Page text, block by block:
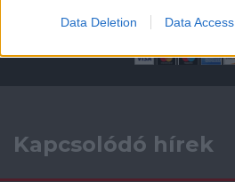
Data Deletion Data Access
Kapcsolódó hírek